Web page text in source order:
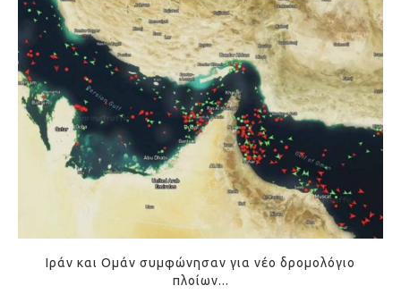
Ιράν και Ομάν συμφώνησαν για νέο δρομολόγιο
πλοίων...